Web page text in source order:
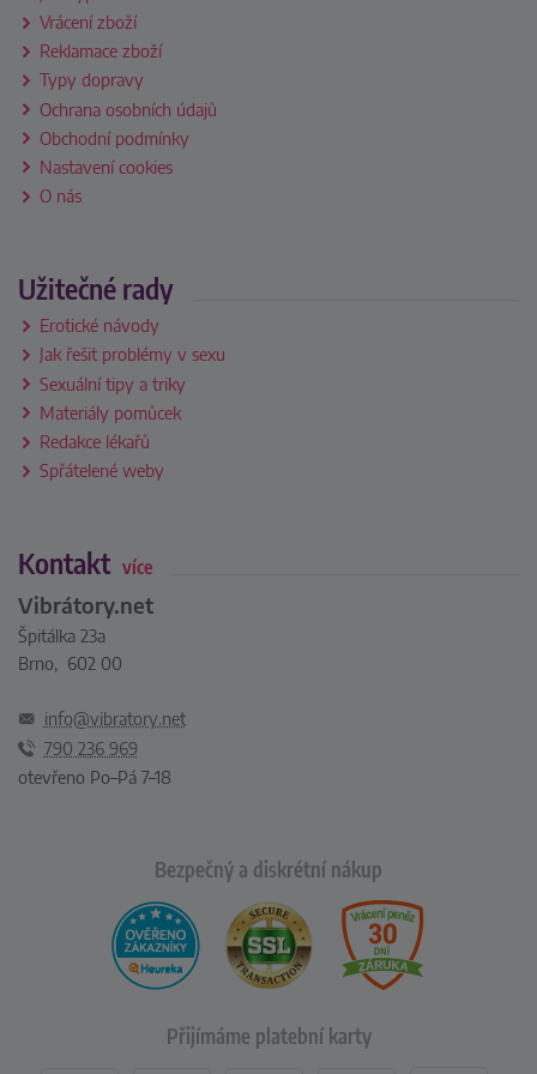
Vrácení zboží
Reklamace zboží
Typy dopravy
Ochrana osobních údajů
Obchodní podmínky
Nastavení cookies
O nás
Užitečné rady
Erotické návody
Jak řešit problémy v sexu
Sexuální tipy a triky
Materiály pomůcek
Redakce lékařů
Spřátelené weby
Kontakt více
Vibrátory.net
Špitálka 23a
Brno, 602 00
info@vibratory.net
790 236 969
otevřeno Po–Pá 7–18
Bezpečný a diskrétní nákup
Přijímáme platební karty